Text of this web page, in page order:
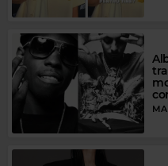
Magic FM
JASON DONOVAN–SEALED WITH